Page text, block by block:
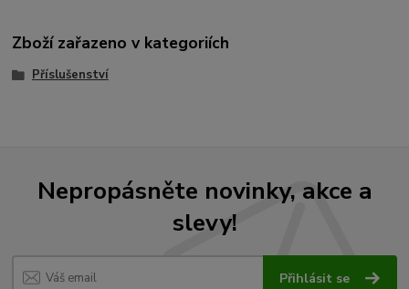
Zboží zařazeno v kategoriích
Příslušenství
Nepropásněte novinky, akce a
slevy!
Přihlásit se